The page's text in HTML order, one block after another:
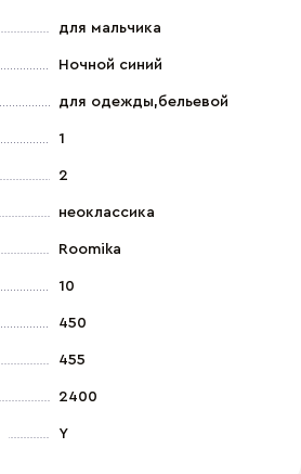
для мальчика
Ночной синий
для одежды,бельевой
1
2
неоклассика
Roomika
10
450
455
2400
Y